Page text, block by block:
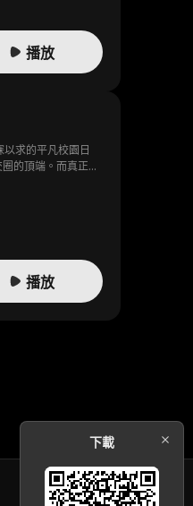
播放
求的平凡校園日
的頂端。而真正的
播放
下載